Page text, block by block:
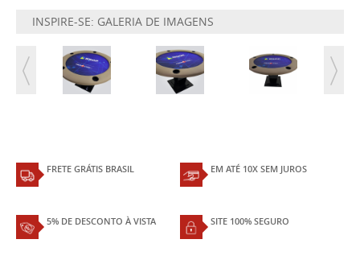
INSPIRE-SE: GALERIA DE IMAGENS
FRETE GRÁTIS BRASIL EM ATÉ 10X SEM JUROS
5% DE DESCONTO À VISTA SITE 100% SEGURO